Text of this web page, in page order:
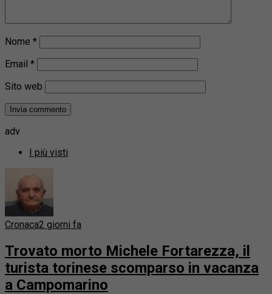
Nome *
Email *
Sito web
adv
I più visti
Cronaca2 giorni fa
Trovato morto Michele Fortarezza, il
turista torinese scomparso in vacanza
a Campomarino